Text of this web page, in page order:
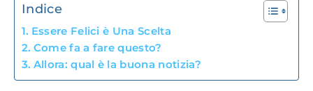
Indice
Essere Felici è Una Scelta
Come fa a fare questo?
Allora: qual è la buona notizia?